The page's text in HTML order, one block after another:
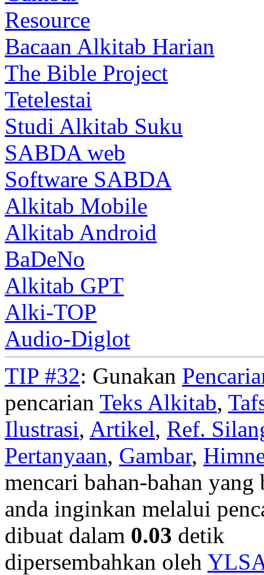
Resource
Bacaan Alkitab Harian
The Bible Project
Tetelestai
Studi Alkitab Suku
SABDA web
Software SABDA
Alkitab Mobile
Alkitab Android
BaDeNo
Alkitab GPT
Alki-TOP
Audio-Diglot
TIP #32: Gunakan
pencarian Teks Alkitab,
Ilustrasi, Artikel, Ref.
Pertanyaan, Gambar,
mencari bahan-bahan
anda inginkan melalui
dibuat dalam 0.03 detik
dipersembahkan oleh